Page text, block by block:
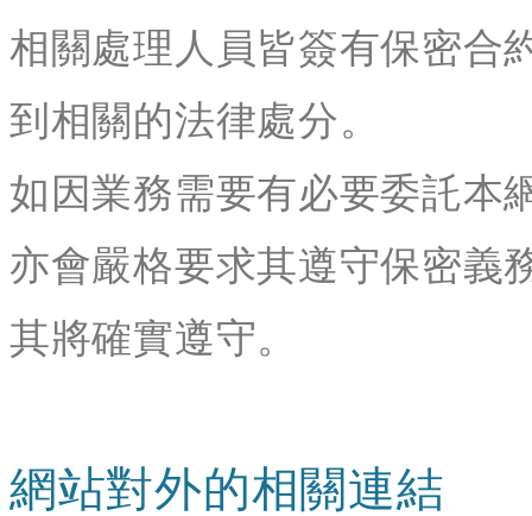
相關處理人員皆簽有保密合
到相關的法律處分。
如因業務需要有必要委託本
亦會嚴格要求其遵守保密義
其將確實遵守。
網站對外的相關連結